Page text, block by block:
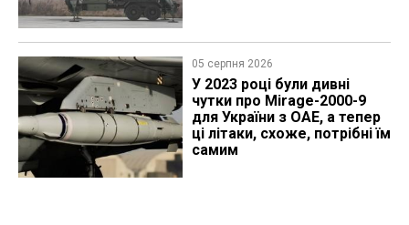
05 серпня 2026
У 2023 році були дивні
чутки про Mirage-2000-9
для України з ОАЕ, а тепер
ці літаки, схоже, потрібні їм
самим